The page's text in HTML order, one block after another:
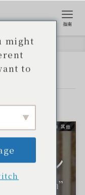
指南
其他
might
to